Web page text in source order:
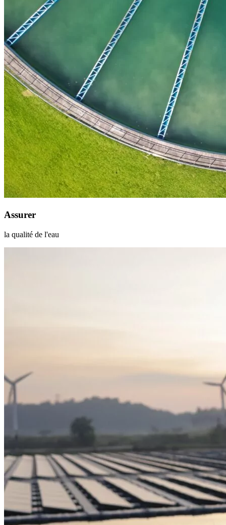
Assurer
la qualité de l'eau